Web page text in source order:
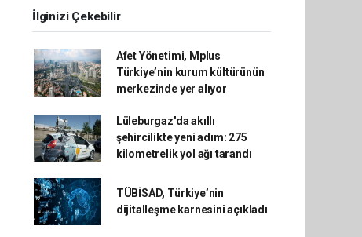
İlginizi Çekebilir
Afet Yönetimi, Mplus
Türkiye’nin kurum kültürünün
merkezinde yer alıyor
Lüleburgaz'da akıllı
şehircilikte yeni adım: 275
kilometrelik yol ağı tarandı
TÜBİSAD, Türkiye’nin
dijitalleşme karnesini açıkladı